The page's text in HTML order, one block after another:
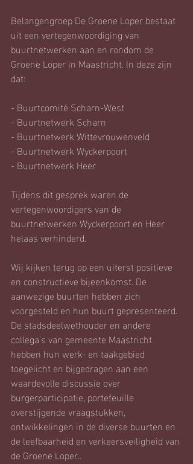
Belangengroep De Groene Loper bestaat
uit een vertegenwoordiging van
buurtnetwerken aan en rondom de
Groene Loper in Maastricht. In deze zijn
dat:
- Buurtcomité Scharn-West
- Buurtnetwerk Scharn
- Buurtnetwerk Wittevrouwenveld
- Buurtnetwerk Wyckerpoort
- Buurtnetwerk Heer
Tijdens dit gesprek waren de
vertegenwoordigers van de
buurtnetwerken Wyckerpoort en Heer
helaas verhinderd.
Wij kijken terug op een uiterst positieve
en constructieve bijeenkomst. De
aanwezige buurten hebben zich
voorgesteld en hun buurt gepresenteerd.
De stadsdeelwethouder en andere
collega's van gemeente Maastricht
hebben hun werk- en taakgebied
toegelicht en bijgedragen aan een
waardevolle discussie over
burgerparticipatie, portefeuille
overstijgende vraagstukken,
ontwikkelingen in de diverse buurten en
de leefbaarheid en verkeersveiligheid van
de Groene Loper..